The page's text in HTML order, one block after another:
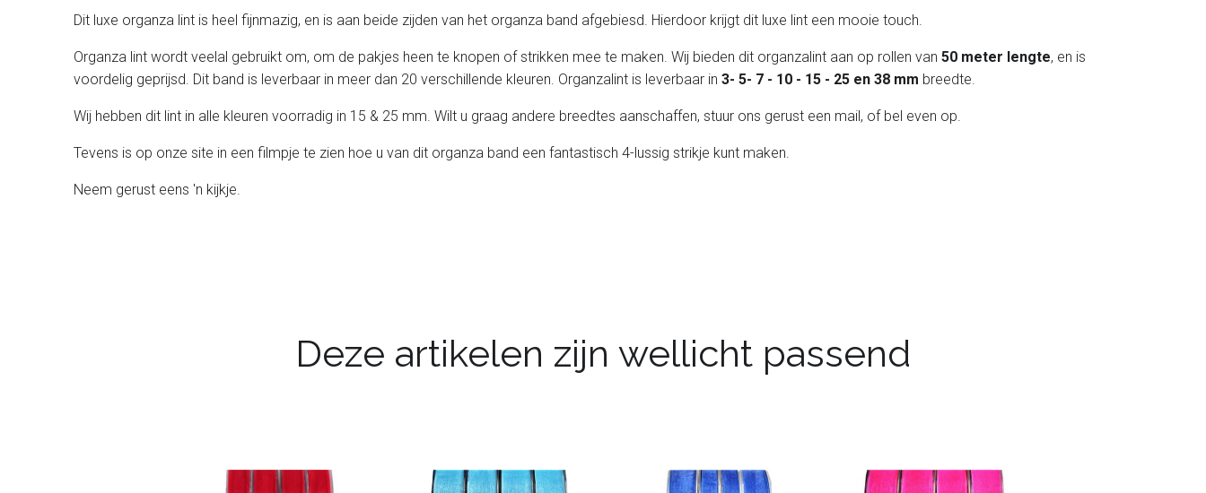
Dit luxe organza lint is heel fijnmazig, en is aan beide zijden van het organza band afgebiesd. Hierdoor krijgt dit luxe lint een mooie touch.
Organza lint wordt veelal gebruikt om, om de pakjes heen te knopen of strikken mee te maken. Wij bieden dit organzalint aan op rollen van 50 meter lengte, en is
voordelig geprijsd. Dit band is leverbaar in meer dan 20 verschillende kleuren. Organzalint is leverbaar in 3- 5- 7 - 10 - 15 - 25 en 38 mm breedte.
Wij hebben dit lint in alle kleuren voorradig in 15 & 25 mm. Wilt u graag andere breedtes aanschaffen, stuur ons gerust een mail, of bel even op.
Tevens is op onze site in een filmpje te zien hoe u van dit organza band een fantastisch 4-lussig strikje kunt maken.
Neem gerust eens 'n kijkje.
Deze artikelen zijn wellicht passend